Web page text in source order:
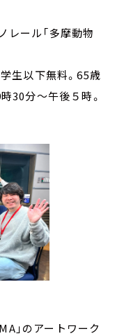
レール「多摩動物
生以下無料。65歳
30分～午後５時。
」のアートワーク